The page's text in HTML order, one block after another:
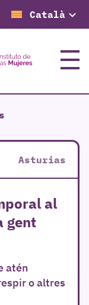
Català
Menú
Asturias
al
gent
atén
o altres